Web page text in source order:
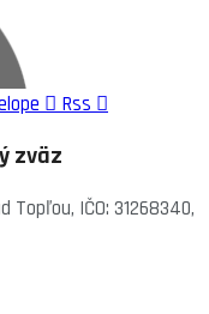
Rss
zväz
Topľou, IČO: 31268340,